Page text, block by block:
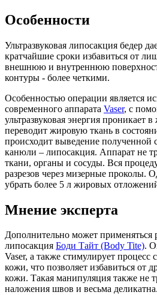
Особенности
Ультразвуковая липосакция бедер
кратчайшие сроки избавиться от
внешнюю и внутреннюю
контуры - более четкими.
Особенностью операции является
современного аппарата Vaser, с
ультразвуковая энергия проникает
переводит жировую ткань в
происходит выведение полученной
канюли – липосакция. Аппарат не
ткани, органы и сосуды. Вся
разрезов через мизерные проколы.
убрать более 5 л жировых
Мнение эксперта
Дополнительно может применяться
липосакция Боди Тайт (Body Tite).
Vaser, а также стимулирует
кожи, что позволяет избавиться от
кожи. Такая манипуляция также не
наложения швов и весьма деликатна.